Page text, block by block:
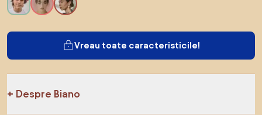
Vreau toate caracteristicile!
Despre Biano